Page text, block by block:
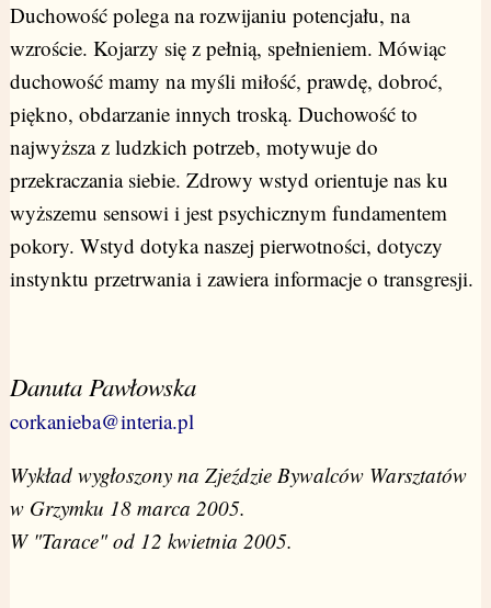
Duchowość polega na rozwijaniu potencjału, na
wzroście. Kojarzy się z pełnią, spełnieniem. Mówiąc
duchowość mamy na myśli miłość, prawdę, dobroć,
piękno, obdarzanie innych troską. Duchowość to
najwyższa z ludzkich potrzeb, motywuje do
przekraczania siebie. Zdrowy wstyd orientuje nas ku
wyższemu sensowi i jest psychicznym fundamentem
pokory. Wstyd dotyka naszej pierwotności, dotyczy
instynktu przetrwania i zawiera informacje o transgresji.
Danuta Pawłowska
corkanieba@interia.pl
Wykład wygłoszony na Zjeździe Bywalców Warsztatów
w Grzymku 18 marca 2005.
W "Tarace" od 12 kwietnia 2005.